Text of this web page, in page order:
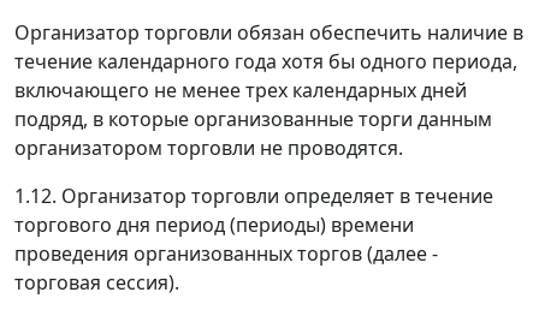
Организатор торговли обязан обеспечить наличие в
течение календарного года хотя бы одного периода,
включающего не менее трех календарных дней
подряд, в которые организованные торги данным
организатором торговли не проводятся.
1.12. Организатор торговли определяет в течение
торгового дня период (периоды) времени
проведения организованных торгов (далее -
торговая сессия).